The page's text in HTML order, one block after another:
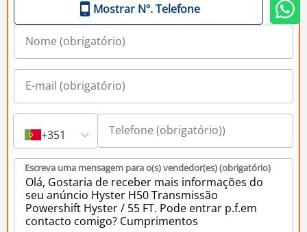
Mostrar Nº. Telefone
+351
Escreva uma mensagem para o(s) vendedor(es) (obrigatório)